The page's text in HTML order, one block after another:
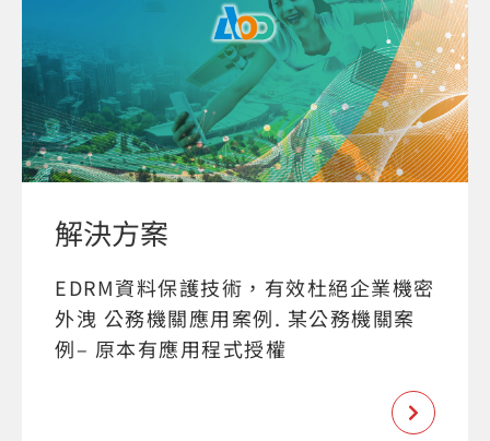
解決方案
EDRM資料保護技術，有效杜絕企業機密
外洩 公務機關應用案例. 某公務機關案
例– 原本有應用程式授權